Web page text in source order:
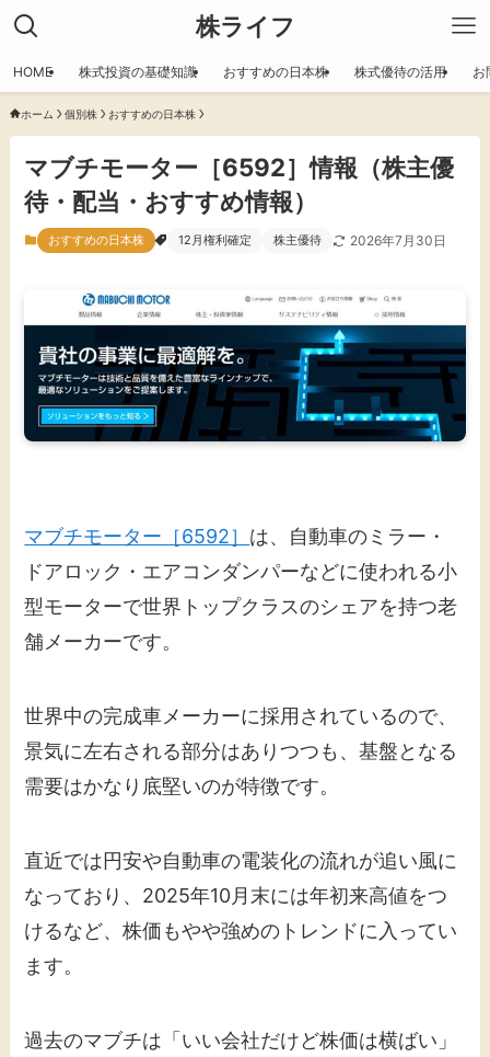
株ライフ
HOME 株式投資の基礎知識 おすすめの日本株 株式優待の活用 お
ホーム 個別株 おすすめの日本株
マブチモーター［6592］情報（株主優
待・配当・おすすめ情報）
おすすめの日本株 12月権利確定 株主優待 2026年7月30日
マブチモーター［6592］ は、自動車のミラー・
ドアロック・エアコンダンパーなどに使われる小
型モーターで世界トップクラスのシェアを持つ老
舗メーカーです。
世界中の完成車メーカーに採用されているので、
景気に左右される部分はありつつも、基盤となる
需要はかなり底堅いのが特徴です。
直近では円安や自動車の電装化の流れが追い風に
なっており、2025年10月末には年初来高値をつ
けるなど、株価もやや強めのトレンドに入ってい
ます。
過去のマブチは「いい会社だけど株価は横ばい」